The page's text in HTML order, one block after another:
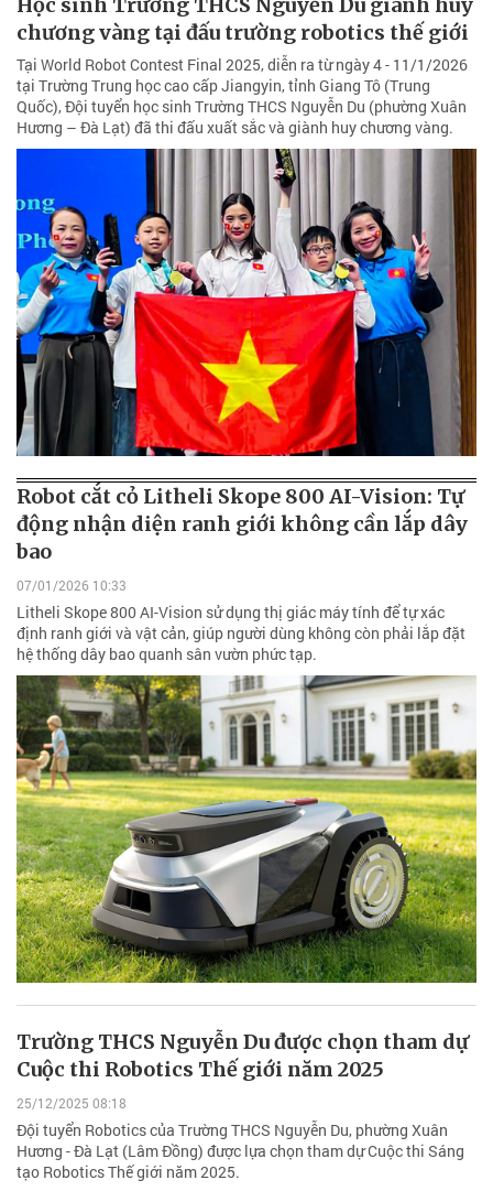
Học sinh Trường THCS Nguyễn Du giành huy
chương vàng tại đấu trường robotics thế giới
Tại World Robot Contest Final 2025, diễn ra từ ngày 4 - 11/1/2026
tại Trường Trung học cao cấp Jiangyin, tỉnh Giang Tô (Trung
Quốc), Đội tuyển học sinh Trường THCS Nguyễn Du (phường Xuân
Hương – Đà Lạt) đã thi đấu xuất sắc và giành huy chương vàng.
Robot cắt cỏ Litheli Skope 800 AI-Vision: Tự
động nhận diện ranh giới không cần lắp dây
bao
07/01/2026 10:33
Litheli Skope 800 AI-Vision sử dụng thị giác máy tính để tự xác
định ranh giới và vật cản, giúp người dùng không còn phải lắp đặt
hệ thống dây bao quanh sân vườn phức tạp.
Trường THCS Nguyễn Du được chọn tham dự
Cuộc thi Robotics Thế giới năm 2025
25/12/2025 08:18
Đội tuyển Robotics của Trường THCS Nguyễn Du, phường Xuân
Hương - Đà Lạt (Lâm Đồng) được lựa chọn tham dự Cuộc thi Sáng
tạo Robotics Thế giới năm 2025.